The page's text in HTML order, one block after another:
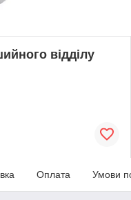
відділу
Оплата Умови